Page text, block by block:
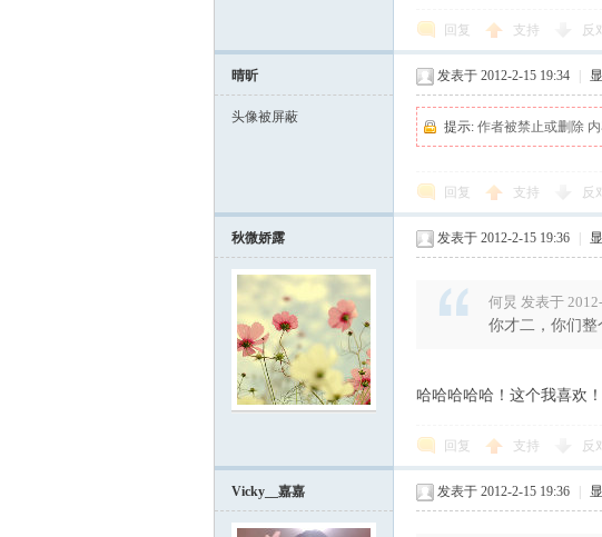
店
回复 支持 反
晴昕
头像被屏蔽
发表于 2012-2-15 19:34
提示: 作者被禁止或删除
回复 支持 反
秋微娇露 发表于 2012-2-15 19:36
何炅 发表于
你才二，你们整
哈哈哈哈哈！这个我喜欢！
回复 支持 反
Vicky__嘉嘉 发表于 2012-2-15 19:36